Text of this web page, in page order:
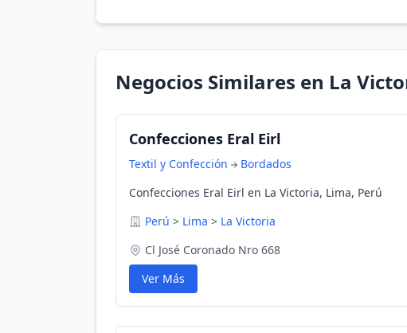
Negocios Similares en La
Confecciones Eral Eirl
Textil y Confección
Bordados
Confecciones Eral Eirl en La Victoria, Lima, Perú
Perú > Lima > La Victoria
Cl José Coronado Nro 668
Ver Más